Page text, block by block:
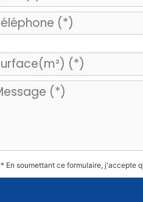
* En soumettant ce formulaire, j'accepte